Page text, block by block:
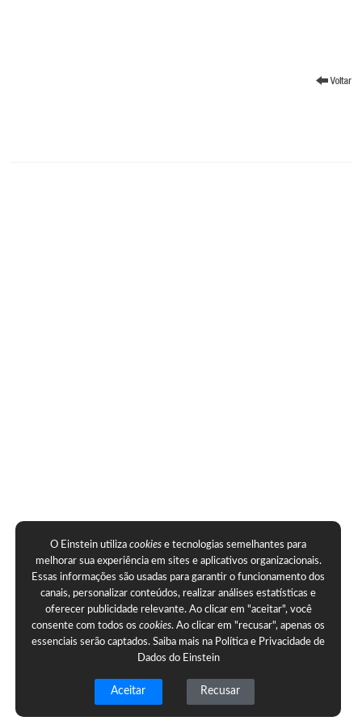
O Einstein utilizacookies e tecnologias semelhantes para
melhorar sua experiência em sites e aplicativos organizacionais.
Essas informações são usadas para garantir o funcionamento dos
canais, personalizar conteúdos, realizar análises estatísticas e
oferecer publicidade relevante. Ao clicar em "aceitar", você
consente com todos oscookies. Ao clicar em "recusar", apenas os
essenciais serão captados. Saiba mais na Política e Privacidade de
Dados do Einstein
Aceitar Recusar